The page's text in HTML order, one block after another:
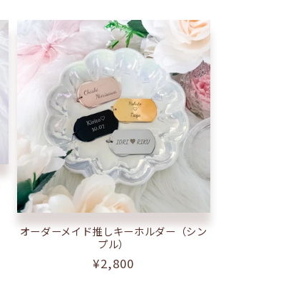
オーダーメイド推しキーホルダー（シン
プル）
通
¥2,800